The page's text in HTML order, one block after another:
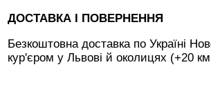
ДОСТАВКА І ПОВЕРНЕННЯ
Безкоштовна доставка по Україні
кур'єром у Львові й околицях (+20